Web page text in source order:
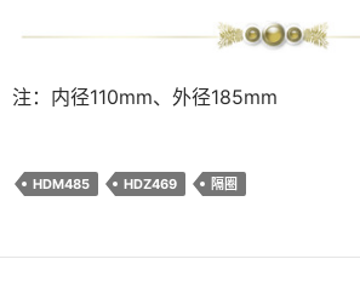
注：内径110mm、外径185mm
HDM485 HDZ469 隔圈